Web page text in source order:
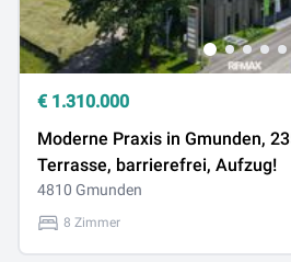
€ 1.310.000
Moderne Praxis in Gmunden,
Terrasse, barrierefrei, Aufzug!
4810 Gmunden
8 Zimmer